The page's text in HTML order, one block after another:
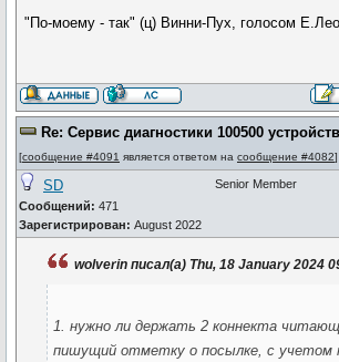
"По-моему - так" (ц) Винни-Пух, голосом
Re: Сервис диагностики 100500 устройств
[сообщение #4091 является ответом на сообщение #4082]
SD
Сообщений: 471
Зарегистрирован: August 2022
Senior Member
wolverin писал(а) Thu, 18 January 2024
1. нужно ли держать 2 коннекта
пишущий отметку о посылке, с учетом